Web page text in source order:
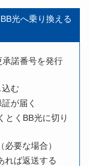
光へ乗り換える
諾番号を発行
む
が届く
とくBB光に切り
要な場合）
れば返送する